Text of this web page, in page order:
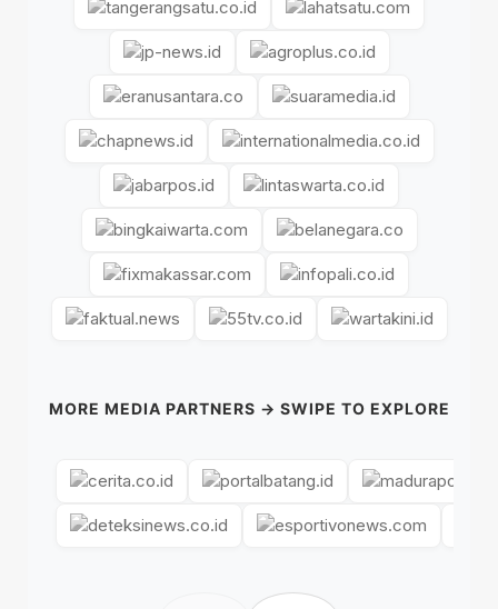
MORE MEDIA PARTNERS → SWIPE TO EXPLORE